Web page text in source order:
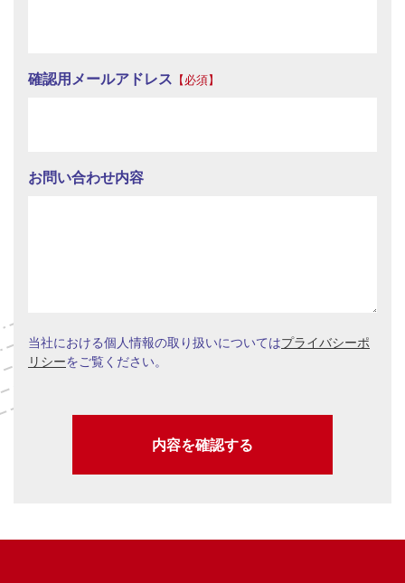
確認用メールアドレス 【必須】
お問い合わせ内容
当社における個人情報の取り扱いについてはプライバシーポ
リシーをご覧ください。